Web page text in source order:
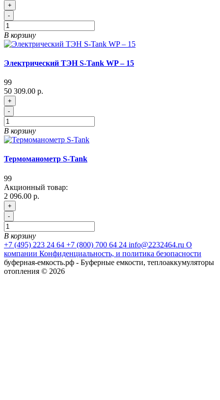
+
-
В корзину
Электрический ТЭН S-Tank WP – 15
99
50 309.00 р.
+
-
В корзину
Термоманометр S-Tank
99
Акционный товар:
2 096.00 р.
+
-
В корзину
+7 (495) 223 24 64 +7 (800) 700 64 24 info@2232464.ru О
компании Конфиденциальность, и политика безопасности
буферная-емкость.рф - Буферные емкости, теплоаккумуляторы
отопления © 2026